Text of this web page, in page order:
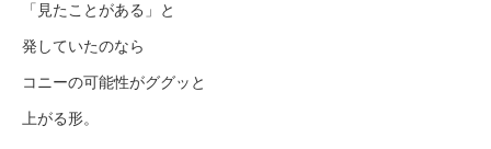
「見たことがある」と
発していたのなら
コニーの可能性がググッと
上がる形。